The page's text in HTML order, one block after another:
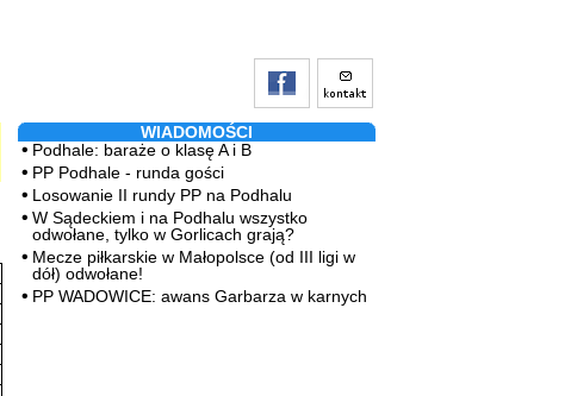
WIADOMOŚCI
Podhale: baraże o klasę A i B
PP Podhale - runda gości
Losowanie II rundy PP na Podhalu
W Sądeckiem i na Podhalu wszystko
odwołane, tylko w Gorlicach grają?
Mecze piłkarskie w Małopolsce (od III ligi w
dół) odwołane!
PP WADOWICE: awans Garbarza w karnych